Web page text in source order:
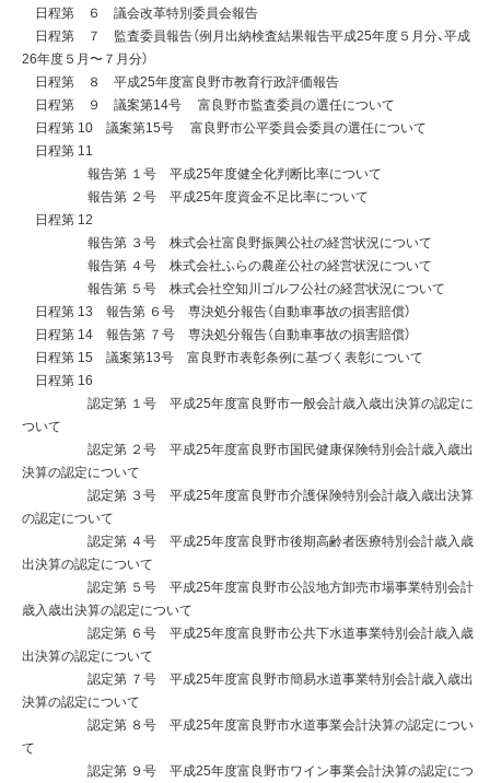
日程第 ６ 議会改革特別委員会報告
日程第 ７ 監査委員報告（例月出納検査結果報告平成25年度５月分、平成
26年度５月〜７月分）
日程第 ８ 平成25年度富良野市教育行政評価報告
日程第 ９ 議案第14号 富良野市監査委員の選任について
日程第 10 議案第15号 富良野市公平委員会委員の選任について
日程第 11
報告第 １号 平成25年度健全化判断比率について
報告第 ２号 平成25年度資金不足比率について
日程第 12
報告第 ３号 株式会社富良野振興公社の経営状況について
報告第 ４号 株式会社ふらの農産公社の経営状況について
報告第 ５号 株式会社空知川ゴルフ公社の経営状況について
日程第 13 報告第 ６号 専決処分報告（自動車事故の損害賠償）
日程第 14 報告第 ７号 専決処分報告（自動車事故の損害賠償）
日程第 15 議案第13号 富良野市表彰条例に基づく表彰について
日程第 16
認定第 １号 平成25年度富良野市一般会計歳入歳出決算の認定に
ついて
認定第 ２号 平成25年度富良野市国民健康保険特別会計歳入歳出
決算の認定について
認定第 ３号 平成25年度富良野市介護保険特別会計歳入歳出決算
の認定について
認定第 ４号 平成25年度富良野市後期高齢者医療特別会計歳入歳
出決算の認定について
認定第 ５号 平成25年度富良野市公設地方卸売市場事業特別会計
歳入歳出決算の認定について
認定第 ６号 平成25年度富良野市公共下水道事業特別会計歳入歳
出決算の認定について
認定第 ７号 平成25年度富良野市簡易水道事業特別会計歳入歳出
決算の認定について
認定第 ８号 平成25年度富良野市水道事業会計決算の認定につい
て
認定第 ９号 平成25年度富良野市ワイン事業会計決算の認定につ